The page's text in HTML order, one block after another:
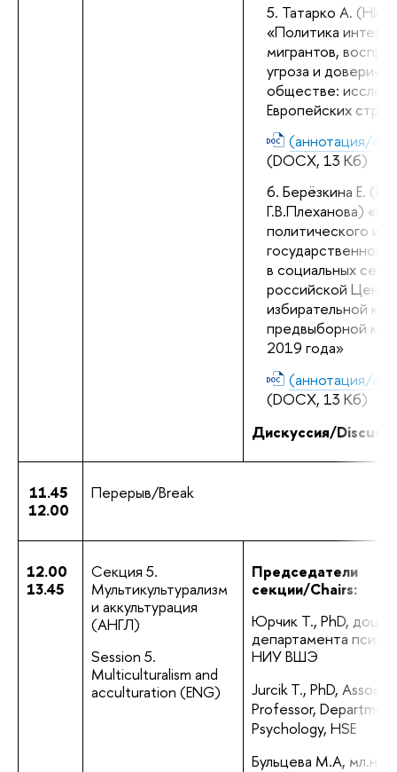
Татарко А.
«Политика
мигрантов,
угроза и доверие в
обществе:
Европейских
(аннотация/
(DOCX, 13 Кб)
Берёзкина Е.
Г.В.Плеханова)
политического
государственного
в социальных
российской
избирательной
предвыборной
2019 года»
(аннотация/
(DOCX, 13 Кб)
Дискуссия/
11.45
12.00
Перерыв/Break
12.00
13.45
Секция 5.
Мультикультурализм
и аккультурация
(АНГЛ)
Session 5.
Multiculturalism and
acculturation (ENG)
Председатели
секции/Chairs:
Юрчик Т., PhD,
департамента
НИУ ВШЭ
Jurcik T., PhD,
Professor,
Psychology, HSE
Бульцева М.А,